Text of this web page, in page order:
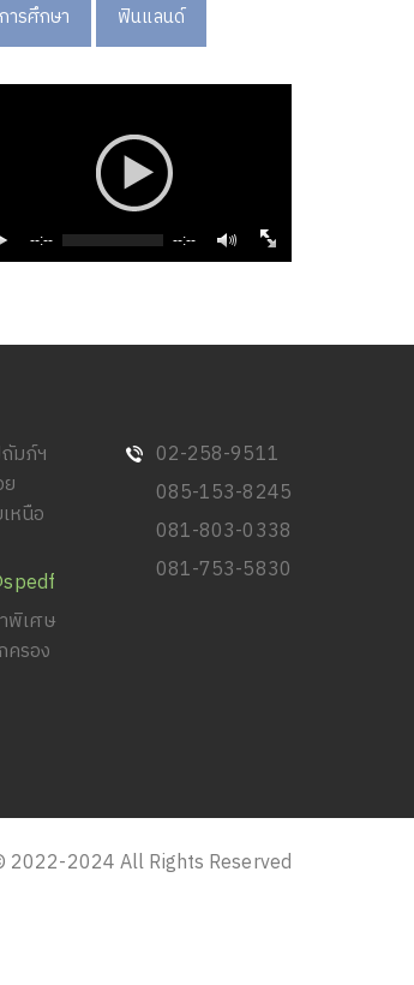
การศึกษา ฟินแลนด์
--:-- --:--
มภ์ฯ
หนือ
พิเศษ
ครอง
02-258-9511
085-153-8245
081-803-0338
081-753-5830
2022-2024 All Rights Reserved